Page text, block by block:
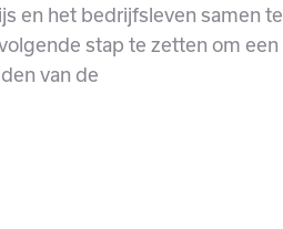
en het bedrijfsleven samen te
stap te zetten om een
van de